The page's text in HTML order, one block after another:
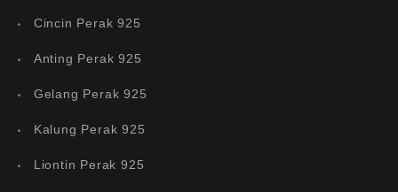
Cincin Perak 925
Anting Perak 925
Gelang Perak 925
Kalung Perak 925
Liontin Perak 925